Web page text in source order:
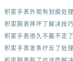
积家手表外观有划痕处
积家腕表摔坏了解决技
积家手表很久不戴不走
积家手表发条拧反了处